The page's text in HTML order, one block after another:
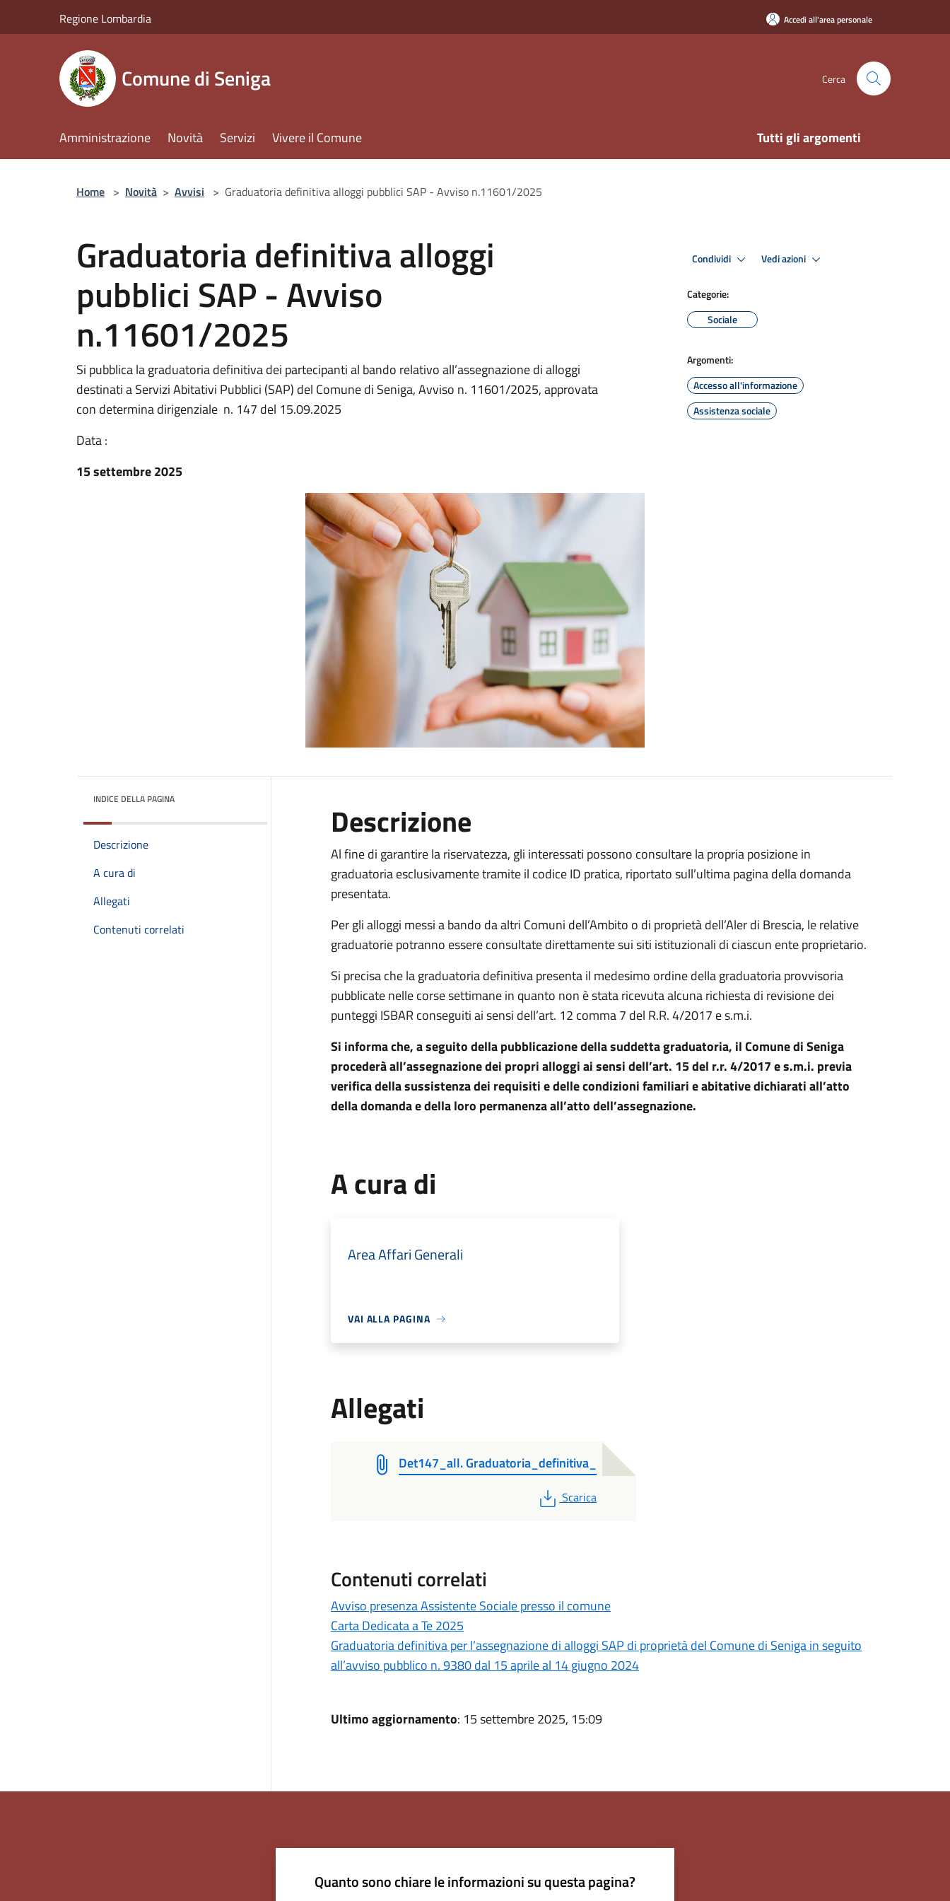
Regione Lombardia Accedi all'area personale
Comune di Seniga Cerca
Amministrazione Novità Servizi Vivere il Comune Tutti gli argomenti
Home > Novità > Avvisi > Graduatoria definitiva alloggi pubblici SAP - Avviso n.11601/2025
Graduatoria definitiva alloggi
pubblici SAP - Avviso
n.11601/2025
Si pubblica la graduatoria definitiva dei partecipanti al bando relativo all’assegnazione di alloggi
destinati a Servizi Abitativi Pubblici (SAP) del Comune di Seniga, Avviso n. 11601/2025, approvata
con determina dirigenziale n. 147 del 15.09.2025
Data :
15 settembre 2025
Condividi Vedi azioni
Categorie:
Sociale
Argomenti:
Accesso all'informazione
Assistenza sociale
INDICE DELLA PAGINA
Descrizione
A cura di
Allegati
Contenuti correlati
Descrizione
Al fine di garantire la riservatezza, gli interessati possono consultare la propria posizione in
graduatoria esclusivamente tramite il codice ID pratica, riportato sull’ultima pagina della domanda
presentata.
Per gli alloggi messi a bando da altri Comuni dell’Ambito o di proprietà dell’Aler di Brescia, le relative
graduatorie potranno essere consultate direttamente sui siti istituzionali di ciascun ente proprietario.
Si precisa che la graduatoria definitiva presenta il medesimo ordine della graduatoria provvisoria
pubblicate nelle corse settimane in quanto non è stata ricevuta alcuna richiesta di revisione dei
punteggi ISBAR conseguiti ai sensi dell’art. 12 comma 7 del R.R. 4/2017 e s.m.i.
Si informa che, a seguito della pubblicazione della suddetta graduatoria, il Comune di Seniga
procederà all’assegnazione dei propri alloggi ai sensi dell’art. 15 del r.r. 4/2017 e s.m.i. previa
verifica della sussistenza dei requisiti e delle condizioni familiari e abitative dichiarati all’atto
della domanda e della loro permanenza all’atto dell’assegnazione.
A cura di
Area Affari Generali
VAI ALLA PAGINA
Allegati
Det147_all. Graduatoria_definitiva_
PDF
Scarica
Contenuti correlati
Avviso presenza Assistente Sociale presso il comune
Carta Dedicata a Te 2025
Graduatoria definitiva per l’assegnazione di alloggi SAP di proprietà del Comune di Seniga in seguito
all’avviso pubblico n. 9380 dal 15 aprile al 14 giugno 2024
Ultimo aggiornamento: 15 settembre 2025, 15:09
Quanto sono chiare le informazioni su questa pagina?